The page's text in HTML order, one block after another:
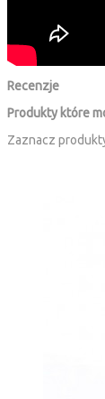
Recenzje
Produkty które
Zaznacz